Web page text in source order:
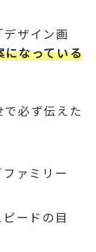
ザイン画
になっている
必ず伝えた
ァミリー
ードの目